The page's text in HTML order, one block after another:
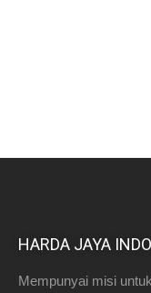
HARDA JAYA
Mempunyai misi